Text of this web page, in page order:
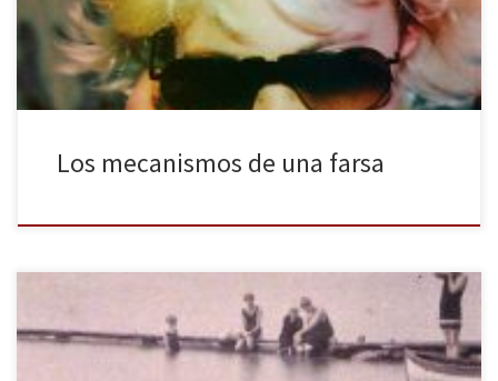
prolongaron, durante años, los […]
Los mecanismos de una farsa
Alpha Decay publica en nuestro país el ensayo de Mark Fisher